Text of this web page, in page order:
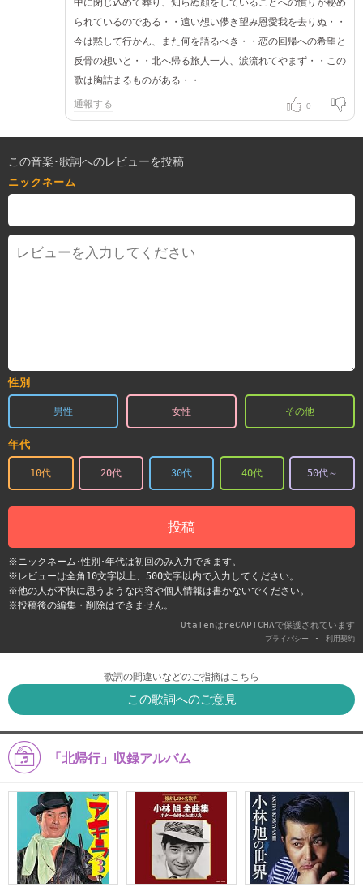
中に閉じ込めて葬り、知らぬ顔をしていることへの憤りが秘め
られているのである・・遠い想い儚き望み恩愛我を去りぬ・・
今は黙して行かん、また何を語るべき・・恋の回帰への希望と
反骨の想いと・・北へ帰る旅人一人、涙流れてやまず・・この
歌は胸詰まるものがある・・
通報する 0
この音楽･歌詞へのレビューを投稿
ニックネーム
性別
男性 女性 その他
年代
10代 20代 30代 40代 50代～
投稿
※ニックネーム･性別･年代は初回のみ入力できます。
※レビューは全角10文字以上、500文字以内で入力してください。
※他の人が不快に思うような内容や個人情報は書かないでください。
※投稿後の編集・削除はできません。
UtaTenはreCAPTCHAで保護されています
プライバシー - 利用契約
歌詞の間違いなどのご指摘はこちら
この歌詞へのご意見
「北帰行」収録アルバム